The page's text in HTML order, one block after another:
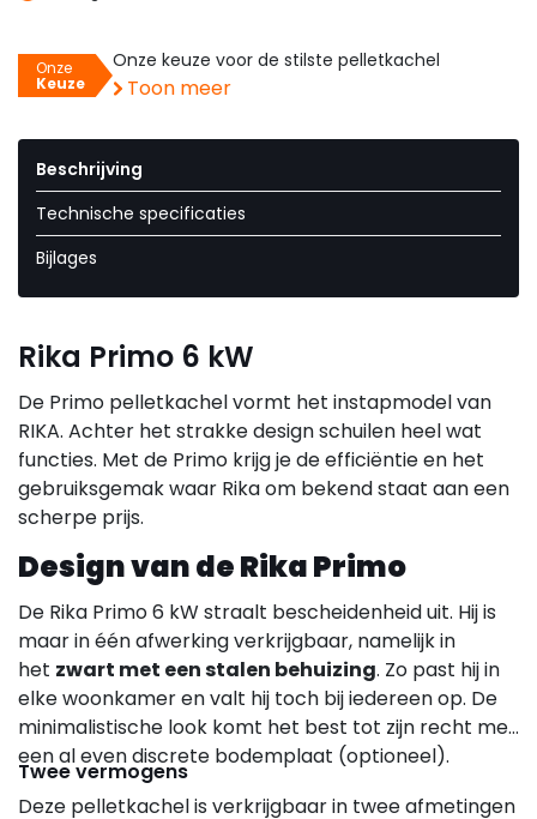
Onze
Keuze
Onze keuze voor de stilste pelletkachel
Toon meer
Beschrijving
Technische specificaties
Bijlages
Rika Primo 6 kW
De Primo pelletkachel vormt het instapmodel van
RIKA. Achter het strakke design schuilen heel wat
functies. Met de Primo krijg je de efficiëntie en het
gebruiksgemak waar Rika om bekend staat aan een
scherpe prijs.
Design van de Rika Primo
De Rika Primo 6 kW straalt bescheidenheid uit. Hij is
maar in één afwerking verkrijgbaar, namelijk in
het zwart met een stalen behuizing. Zo past hij in
elke woonkamer en valt hij toch bij iedereen op. De
minimalistische look komt het best tot zijn recht met
een al even discrete bodemplaat (optioneel).
Twee vermogens
Deze pelletkachel is verkrijgbaar in twee afmetingen